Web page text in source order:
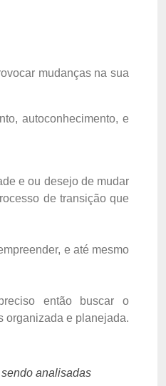
mudanças na sua
autoconhecimento, e
e ou desejo de mudar
de transição que
e até mesmo
então buscar o
organizada e planejada.
analisadas